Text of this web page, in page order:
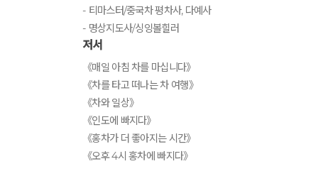
- 티마스터/중국차 평차사, 다예사
- 명상지도사/싱잉볼힐러
저서
《매일 아침 차를 마십니다》
《차를 타고 떠나는 차 여행》
《차와 일상》
《인도에 빠지다》
《홍차가 더 좋아지는 시간》
《오후 4시 홍차에 빠지다》